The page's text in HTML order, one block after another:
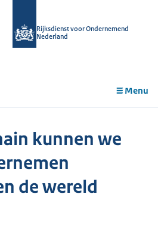
Rijksdienst voor Ondernemend
Nederland
Menu
kunnen we
de wereld